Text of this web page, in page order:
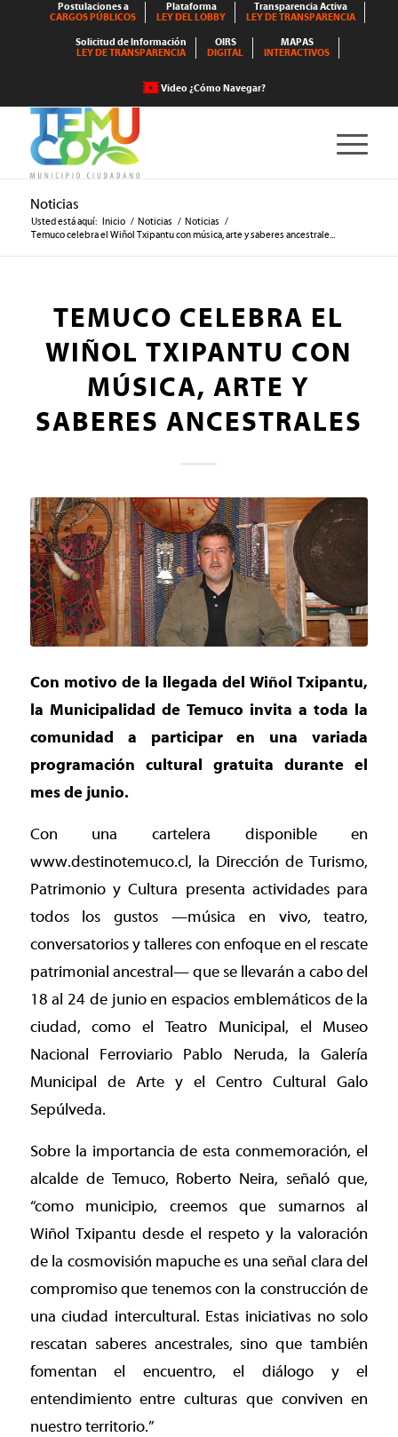
Postulaciones a
CARGOS PÚBLICOS
Plataforma
LEY DEL LOBBY
Transparencia Activa
LEY DE TRANSPARENCIA
Solicitud de Información
LEY DE TRANSPARENCIA
OIRS
DIGITAL
MAPAS
INTERACTIVOS
Video ¿Cómo Navegar?
Noticias
Usted está aquí: Inicio / Noticias / Noticias /
Temuco celebra el Wiñol Txipantu con música, arte y saberes ancestrale...
TEMUCO CELEBRA EL
WIÑOL TXIPANTU CON
MÚSICA, ARTE Y
SABERES ANCESTRALES
Con motivo de la llegada del Wiñol Txipantu,
la Municipalidad de Temuco invita a toda la
comunidad a participar en una variada
programación cultural gratuita durante el
mes de junio.
Con una cartelera disponible en
www.destinotemuco.cl, la Dirección de Turismo,
Patrimonio y Cultura presenta actividades para
todos los gustos —música en vivo, teatro,
conversatorios y talleres con enfoque en el rescate
patrimonial ancestral— que se llevarán a cabo del
18 al 24 de junio en espacios emblemáticos de la
ciudad, como el Teatro Municipal, el Museo
Nacional Ferroviario Pablo Neruda, la Galería
Municipal de Arte y el Centro Cultural Galo
Sepúlveda.
Sobre la importancia de esta conmemoración, el
alcalde de Temuco, Roberto Neira, señaló que,
“como municipio, creemos que sumarnos al
Wiñol Txipantu desde el respeto y la valoración
de la cosmovisión mapuche es una señal clara del
compromiso que tenemos con la construcción de
una ciudad intercultural. Estas iniciativas no solo
rescatan saberes ancestrales, sino que también
fomentan el encuentro, el diálogo y el
entendimiento entre culturas que conviven en
nuestro territorio.”